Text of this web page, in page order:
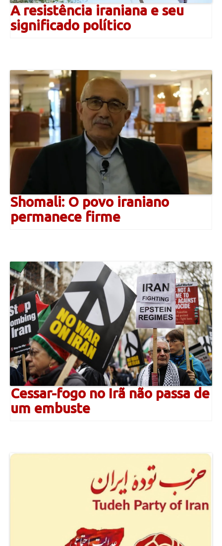
A resistência iraniana e seu
significado político
Shomali: O povo iraniano
permanece firme
Cessar-fogo no Irã não passa de
um embuste